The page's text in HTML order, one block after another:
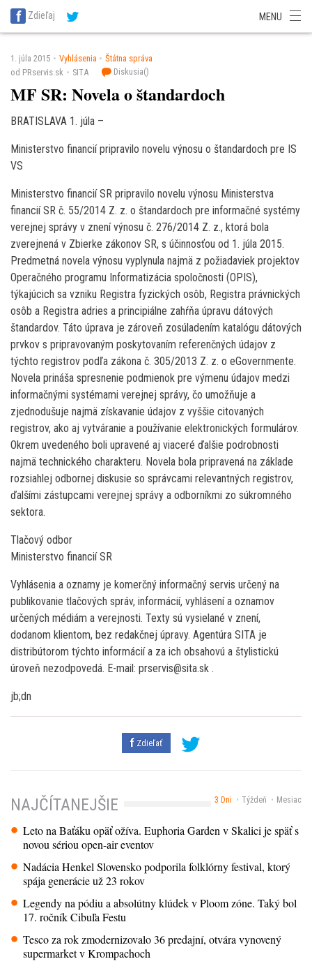
SITA Energetika
SITA Potravinárstvo
Zdieľaj MENU
1. júla 2015 Vyhlásenia
Štátna správa
od PRservis.sk
SITA Diskusia()
MF SR: Novela o štandardoch
BRATISLAVA 1. júla –
Ministerstvo financií pripravilo novelu výnosu o štandardoch pre IS
VS
Ministerstvo financií SR pripravilo novelu výnosu Ministerstva
financií SR č. 55/2014 Z. z. o štandardoch pre informačné systémy
verejnej správy v znení výnosu č. 276/2014 Z. z., ktorá bola
zverejnená v Zbierke zákonov SR, s účinnosťou od 1. júla 2015.
Predmetná novela výnosu vyplynula najmä z požiadaviek projektov
Operačného programu Informatizácia spoločnosti (OPIS),
týkajúcich sa vzniku Registra fyzických osôb, Registra právnických
osôb a Registra adries a principiálne zahŕňa úpravu dátových
štandardov. Táto úprava je zároveň zosúladením katalógu dátových
prvkov s pripravovaným poskytovaním referenčných údajov z
týchto registrov podľa zákona č. 305/2013 Z. z. o e­Governmente.
Novela prináša spresnenie podmienok pre výmenu údajov medzi
informačnými systémami verejnej správy, čo umožňuje a
zjednodušuje najmä získavanie údajov z vyššie citovaných
registrov, ako aj vytváranie a používanie elektronických formulárov.
Okrem uvedeného boli upravené aj viaceré ďalšie podrobnosti
najmä technického charakteru. Novela bola pripravená na základe
rozsiahlej odbornej diskusie so správcami relevantných registrov,
ďalšími zástupcami verejnej správy a odborníkmi zo súkromného
sektora.
Tlačový odbor
Ministerstvo financií SR
Vyhlásenia a oznamy je komerčný informačný servis určený na
publikovanie tlačových správ, informácií, vyhlásení a oznamov
určených médiám a verejnosti. Texty sú vysielané v znení,
dodanom klientom, bez redakčnej úpravy. Agentúra SITA je
distribútorom týchto informácií a za ich obsahovú a štylistickú
úroveň nezodpovedá. E-mail: prservis@sita.sk .
jb;dn
Zdieľať
3 Dni Týždeň Mesiac
NAJČÍTANEJŠIE
Leto na Baťáku opäť ožíva. Euphoria Garden v Skalici je späť s
novou sériou open-air eventov
Nadácia Henkel Slovensko podporila folklórny festival, ktorý
spája generácie už 23 rokov
Legendy na pódiu a absolútny klúdek v Ploom zóne. Taký bol
17. ročník Cibuľa Festu
Tesco za rok zmodernizovalo 36 predajní, otvára vynovený
supermarket v Krompachoch